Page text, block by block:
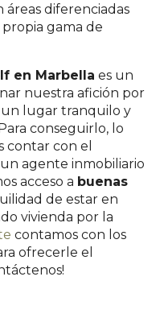
diferenciadas
gama de
en Marbella es un
nuestra afición por
un lugar tranquilo y
conseguirlo, lo
contar con el
agente inmobiliario
acceso a buenas
de estar en
vivienda por la
contamos con los
ofrecerle el